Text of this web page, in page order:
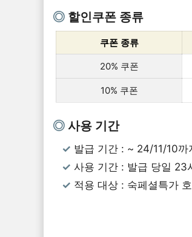
할인쿠폰 종류
쿠폰 종류
20% 쿠폰
10% 쿠폰
사용 기간
발급 기간 : ~ 24/11/10까
사용 기간 : 발급 당일 23
적용 대상 : 숙페셜특가